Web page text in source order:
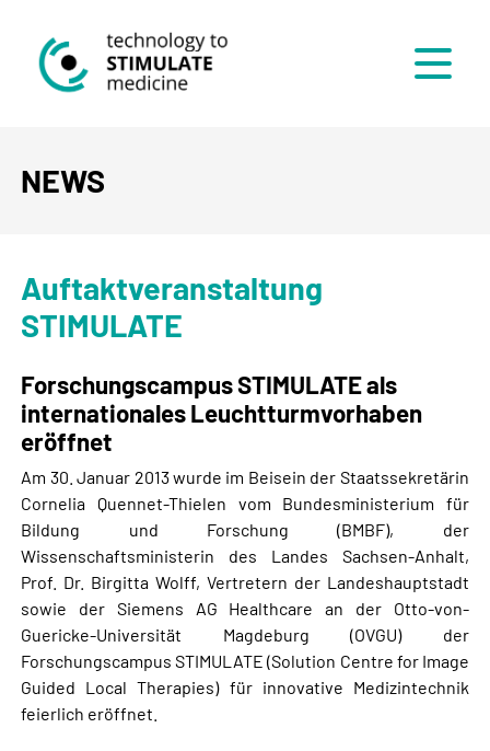
Menü
NEWS
Auftaktveranstaltung
STIMULATE
Forschungscampus STIMULATE als
internationales Leuchtturmvorhaben
eröffnet
Am 30. Januar 2013 wurde im Beisein der Staatssekretärin
Cornelia Quennet-Thielen vom Bundesministerium für
Bildung und Forschung (BMBF), der
Wissenschaftsministerin des Landes Sachsen-Anhalt,
Prof. Dr. Birgitta Wolff, Vertretern der Landeshauptstadt
sowie der Siemens AG Healthcare an der Otto-von-
Guericke-Universität Magdeburg (OVGU) der
Forschungscampus STIMULATE (Solution Centre for Image
Guided Local Therapies) für innovative Medizintechnik
feierlich eröffnet.